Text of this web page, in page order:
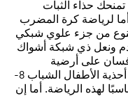
أديداس تمنحك حذاء الثبات
لرياضة كرة المضرب
من جزء علوي شبكي
ونعل ذي شبكة أشواك
على أرضية
الملعب. أما لرياضة الجري الخفيف مع أحذية الأطفال الشباب 8-
لهذه الرياضة. أما إن